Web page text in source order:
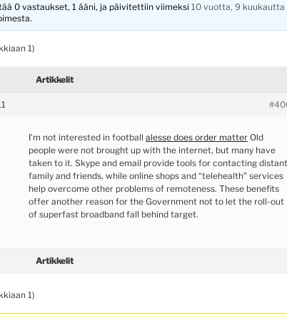
0 vastaukset, 1 ääni, ja päivitettiin viimeksi10 vuotta, 9 kuukautta
1)
Artikkelit
I’m not interested in football alesse does order matter Old
people were not brought up with the internet, but many have
taken to it. Skype and email provide tools for contacting distant
family and friends, while online shops and “telehealth” services
help overcome other problems of remoteness. These benefits
offer another reason for the Government not to let the roll-out
of superfast broadband fall behind target.
Artikkelit
1)